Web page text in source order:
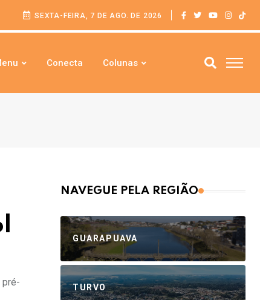
SEXTA-FEIRA, 7 DE AGO. DE 2026
Conecta Colunas
pré-
NAVEGUE PELA REGIÃO
GUARAPUAVA
TURVO